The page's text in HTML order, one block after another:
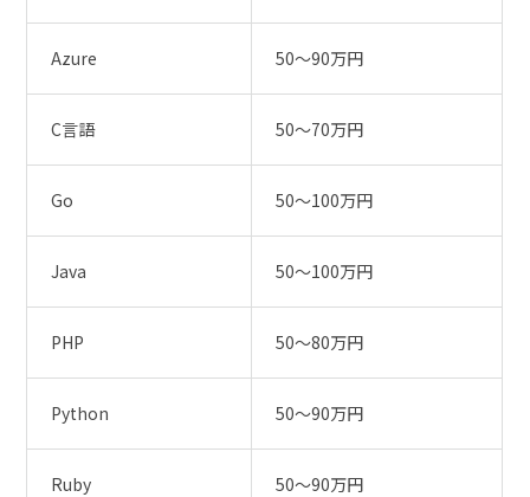
Azure 50〜90万円
C言語 50〜70万円
Go 50〜100万円
Java 50〜100万円
PHP 50〜80万円
Python 50〜90万円
Ruby 50〜90万円